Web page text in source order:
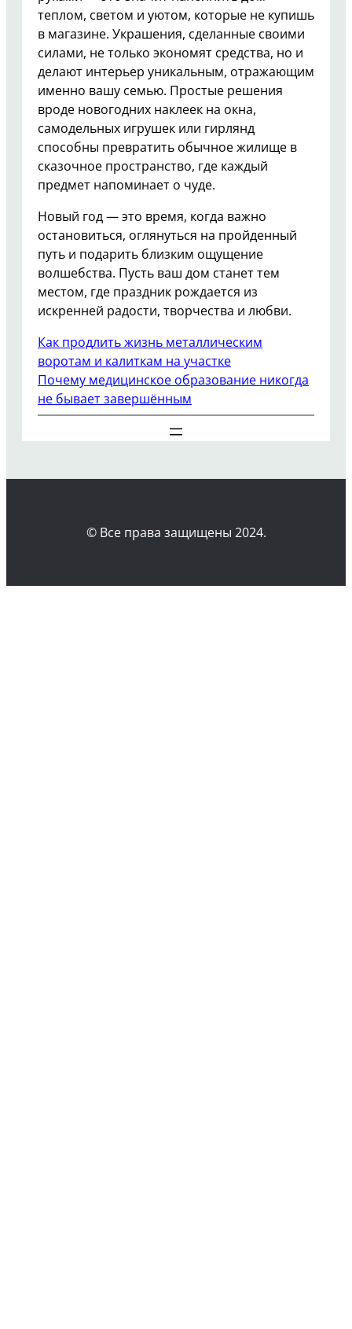
теплом, светом и уютом, которые не купишь
в магазине. Украшения, сделанные своими
силами, не только экономят средства, но и
делают интерьер уникальным, отражающим
именно вашу семью. Простые решения
вроде новогодних наклеек на окна,
самодельных игрушек или гирлянд
способны превратить обычное жилище в
сказочное пространство, где каждый
предмет напоминает о чуде.
Новый год — это время, когда важно
остановиться, оглянуться на пройденный
путь и подарить близким ощущение
волшебства. Пусть ваш дом станет тем
местом, где праздник рождается из
искренней радости, творчества и любви.
Как продлить жизнь металлическим
воротам и калиткам на участке
Почему медицинское образование никогда
не бывает завершённым
© Все права защищены 2024.